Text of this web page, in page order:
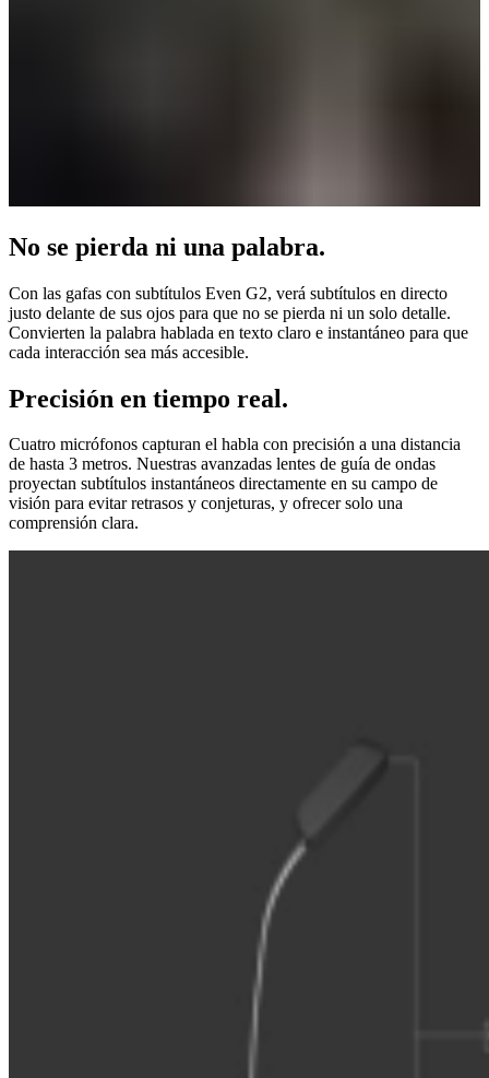
No se pierda ni una palabra.
Con las gafas con subtítulos Even G2, verá subtítulos en directo
justo delante de sus ojos para que no se pierda ni un solo detalle.
Convierten la palabra hablada en texto claro e instantáneo para que
cada interacción sea más accesible.
Precisión en tiempo real.
Cuatro micrófonos capturan el habla con precisión a una distancia
de hasta 3 metros. Nuestras avanzadas lentes de guía de ondas
proyectan subtítulos instantáneos directamente en su campo de
visión para evitar retrasos y conjeturas, y ofrecer solo una
comprensión clara.